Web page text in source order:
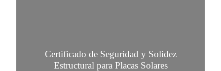
Certificado de Seguridad y Solidez
Estructural para Placas Solares